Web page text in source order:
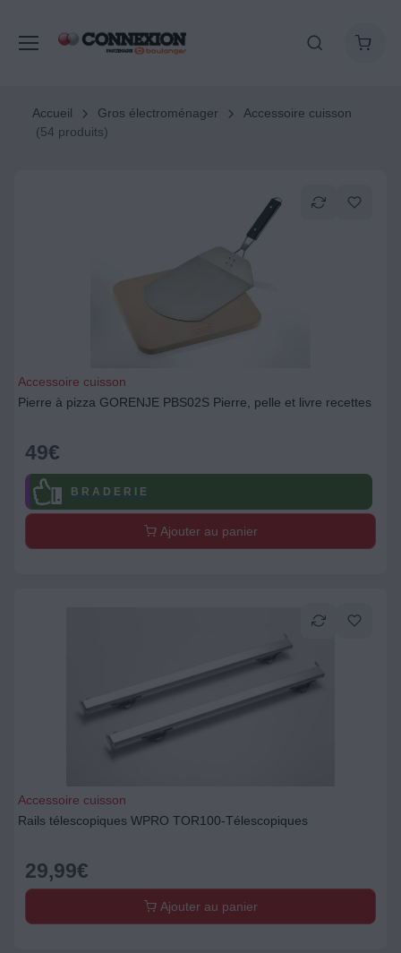
Accueil Gros électroménager
Accessoire cuisson
(54 produits)
Accessoire cuisson
Pierre à pizza GORENJE PBS02S Pierre, pelle et livre recettes
49€
B R A D E R I E
Ajouter au panier
Accessoire cuisson
Rails télescopiques WPRO TOR100-Télescopiques
29,99€
Ajouter au panier